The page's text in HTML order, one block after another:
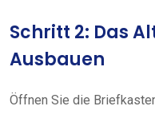
Schritt 2: Das
Ausbauen
Öffnen Sie die